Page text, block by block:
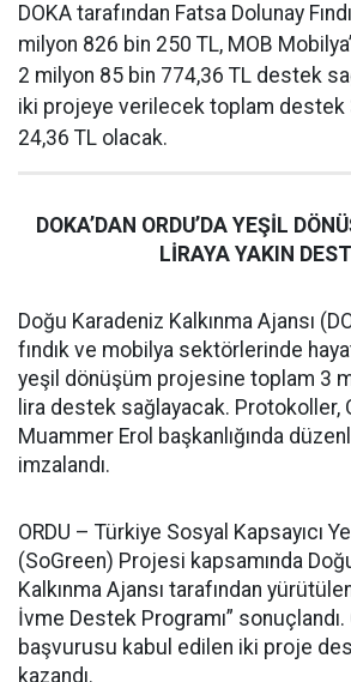
DOKA tarafından Fatsa Dolunay
milyon 826 bin 250 TL, MOB
2 milyon 85 bin 774,36 TL destek
iki projeye verilecek toplam destek
24,36 TL olacak.
DOKA’DAN ORDU’DA YEŞİL
LİRAYA YAKIN
Doğu Karadeniz Kalkınma Ajansı
fındık ve mobilya sektörlerinde
yeşil dönüşüm projesine toplam 3
lira destek sağlayacak. Protokoller,
Muammer Erol başkanlığında
imzalandı.
ORDU – Türkiye Sosyal Kapsayıcı
(SoGreen) Projesi kapsamında
Kalkınma Ajansı tarafından yürütülen
İvme Destek Programı” sonuçlandı.
başvurusu kabul edilen iki proje
kazandı.